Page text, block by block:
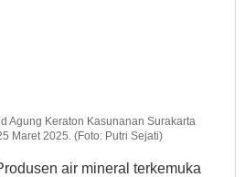
Agung Keraton Kasunanan Surakarta
Maret 2025. (Foto: Putri Sejati)
air mineral terkemuka